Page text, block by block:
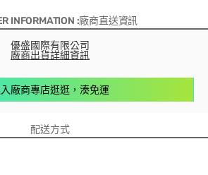
INFORMATION :廠商直送資訊
優盛國際有限公司
廠商出貨詳細資訊
廠商專店逛逛，湊免運
配送方式